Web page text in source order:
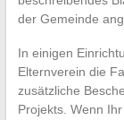
der Gemeinde
In einigen
Elternverein die
zusätzliche
Projekts. Wenn